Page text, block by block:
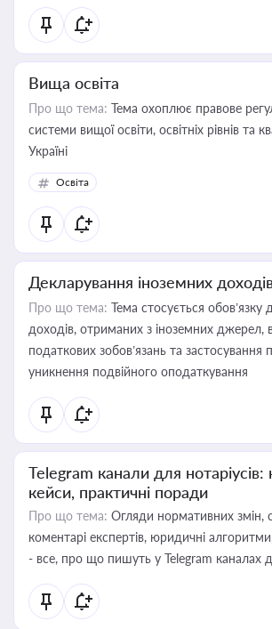
Вища освіта
Про що тема: Тема охоплює правове
системи вищої освіти, освітніх рівнів та
Україні
Освіта
Декларування іноземних
Про що тема: Тема стосується обов’язку
доходів, отриманих з іноземних джерел,
податкових зобов’язань та застосування
уникнення подвійного оподаткування
Telegram канали для нотаріусів:
кейси, практичні поради
Про що тема: Огляди нормативних змін,
коментарі експертів, юридичні
- все, про що пишуть у Telegram каналах